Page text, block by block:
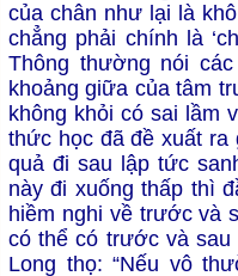
của chân như lại là
chẳng phải chính là
Thông thường nói
khoảng giữa của tâm
không khỏi có sai lầm
thức học đã đề xuất ra
quả đi sau lập tức
này đi xuống thấp thì
hiềm nghi về trước và
có thể có trước và
Long thọ: “Nếu vô